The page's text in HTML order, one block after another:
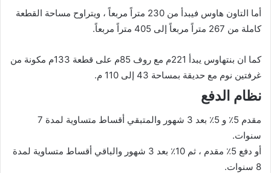
أما التاون هاوس فيبدأ من 230 متراً مربعاً ، ويتراوح مساحة القطعة
كاملة من 267 متراً مربعاً إلى 405 متراً مربعاً.
كما ان بنتهاوس يبدأ 221م مع روف 85م على قطعة 133م مكونة من
غرفتين نوم مع حديقة بمساحة 43 إلى 110 م.
نظام الدفع
مقدم 5٪ و 5٪ بعد 3 شهور والمتبقي أقساط متساوية لمدة 7
سنوات.
أو دفع 5٪ مقدم ، ثم 10٪ بعد 3 شهور والباقي أقساط متساوية لمدة
8 سنوات.